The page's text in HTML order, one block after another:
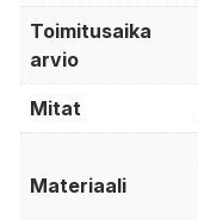
Toimitusaika
arvio
Mitat
Materiaali